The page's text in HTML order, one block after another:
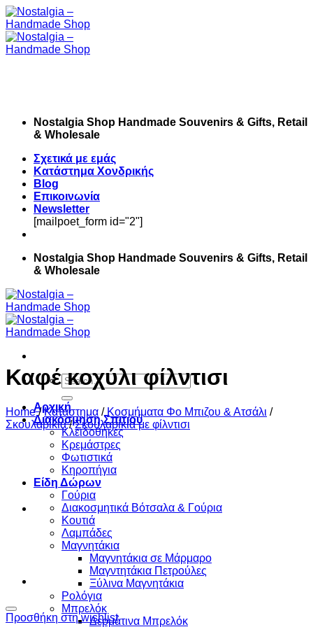
Skip
to
content
Nostalgia Shop Handmade Souvenirs & Gifts, Retail
& Wholesale
Σχετικά με εμάς
Κατάστημα Χονδρικής
Blog
Επικοινωνία
Newsletter
[mailpoet_form id="2"]
Nostalgia Shop Handmade Souvenirs & Gifts, Retail
& Wholesale
Search
for:
Αρχική
Διακόσμηση Σπιτιού
Κλειδοθήκες
Κρεμάστρες
Φωτιστικά
Κηροπήγια
Είδη Δώρων
Γούρια
Διακοσμητικά Βότσαλα & Γούρια
Κουτιά
Λαμπάδες
Μαγνητάκια
Μαγνητάκια σε Μάρμαρο
Μαγντητάκια Πετρούλες
Ξύλινα Μαγνητάκια
Ρολόγια
Μπρελόκ
Δερμάτινα Μπρελόκ
Καφέ κοχύλι φίλντισι
Home / Κατάστημα / Κοσμήματα Φο Μπιζου & Ατσάλι /
Σκουλαρίκια / Σκουλαρίκια με φίλντισι
Προσθήκη στη wishlist